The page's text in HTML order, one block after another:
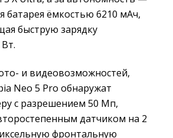
батарея ёмкостью 6210 мАч,
быструю зарядку
и видеовозможностей,
Neo 5 Pro обнаружат
с разрешением 50 Мп,
датчиком на 2
фронтальную